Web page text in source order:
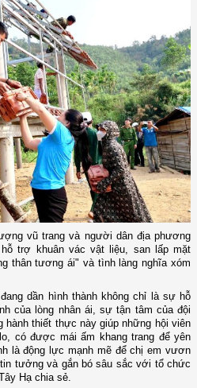
vũ trang và người dân địa phương
trợ khuân vác vật liệu, san lấp mặt
thân tương ái" và tình làng nghĩa xóm
dần hình thành không chỉ là sự hỗ
của lòng nhân ái, sự tận tâm của đội
hành thiết thực này giúp những hội viên
có được mái ấm khang trang để yên
là động lực mạnh mẽ để chị em vươn
tưởng và gắn bó sâu sắc với tổ chức
Hạ chia sẻ.